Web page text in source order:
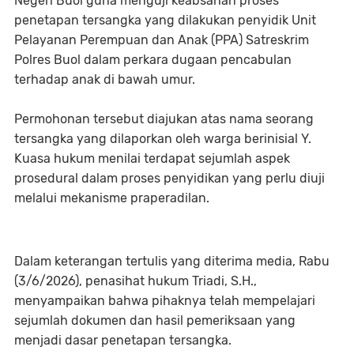
penetapan tersangka yang dilakukan penyidik Unit
Pelayanan Perempuan dan Anak (PPA) Satreskrim
Polres Buol dalam perkara dugaan pencabulan
terhadap anak di bawah umur.
Permohonan tersebut diajukan atas nama seorang
tersangka yang dilaporkan oleh warga berinisial Y.
Kuasa hukum menilai terdapat sejumlah aspek
prosedural dalam proses penyidikan yang perlu diuji
melalui mekanisme praperadilan.
Dalam keterangan tertulis yang diterima media, Rabu
(3/6/2026), penasihat hukum Triadi, S.H.,
menyampaikan bahwa pihaknya telah mempelajari
sejumlah dokumen dan hasil pemeriksaan yang
menjadi dasar penetapan tersangka.